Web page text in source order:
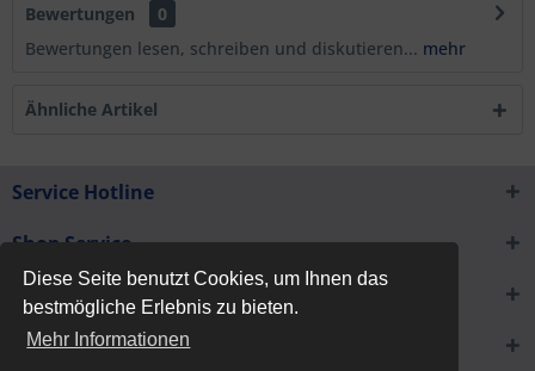
Diese Seite benutzt Cookies, um Ihnen das
bestmögliche Erlebnis zu bieten.
Mehr Informationen
Bewertungen
0
Bewertungen lesen, schreiben und diskutieren... mehr
Ähnliche Artikel
Service Hotline
Shop Service
Informationen
Newsletter